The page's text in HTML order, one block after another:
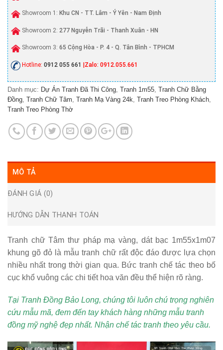
Showroom 1: Khu CN - TT. Lâm - Ý Yên - Nam Định
Showroom 2: 277 Nguyễn Trãi - Thanh Xuân - HN
Showroom 3: 65 Cộng Hòa - P. 4 - Q. Tân Bình - TPHCM
Hotline: 0912 055 661 |Zalo: 0912.055.661
Danh mục: Dự Án Tranh Đã Thi Công Tranh 1m55 Tranh Chữ Bằng
Đồng Tranh Chữ Tâm Tranh Mạ Vàng 24k Tranh Treo Phòng Khách
Tranh Treo Phòng Thờ
MÔ TẢ
ĐÁNH GIÁ (0)
HƯỚNG DẪN THANH TOÁN
Tranh chữ Tâm thư pháp mạ vàng, dát bạc 1m55x1m07
khung gõ đỏ là mẫu tranh chữ rất độc đáo được lựa chọn
nhiều nhất trong thời gian qua. Bức tranh chế tác theo bố
cục khổ vuông các chi tiết hoa văn đều thể hiện rõ ràng.
Tại Tranh Đồng Bảo Long, chúng tôi luôn chú trọng nghiên
cứu mẫu mã, đem đến tay khách hàng những mẫu tranh
đồng mỹ nghệ đẹp nhất. Nhận chế tác tranh theo yêu cầu.